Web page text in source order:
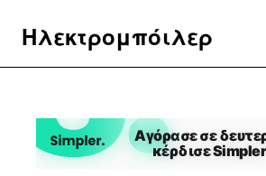
Ηλεκτρομπόιλερ